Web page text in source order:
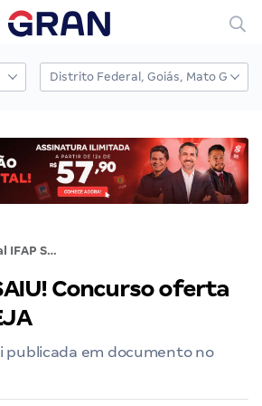
Edital IFAP SAIU! Concurso oferta 37 vagas! VEJA
Concurso oferta
publicada em documento no